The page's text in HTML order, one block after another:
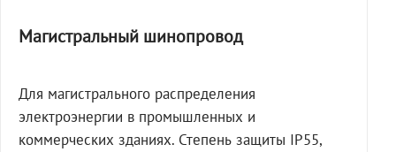
Магистральный шинопровод
Для магистрального распределения
электроэнергии в промышленных и
коммерческих зданиях. Степень защиты IP55,